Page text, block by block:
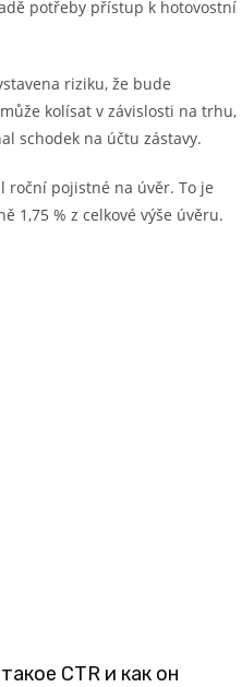
potřeby přístup k hotovostní
riziku, že bude
kolísat v závislosti na trhu,
schodek na účtu zástavy.
roční pojistné na úvěr. To je
1,75 % z celkové výše úvěru.
CTR и как он